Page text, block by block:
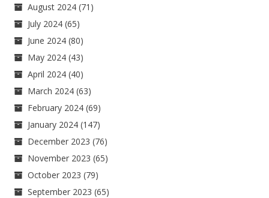
August 2024 (71)
July 2024 (65)
June 2024 (80)
May 2024 (43)
April 2024 (40)
March 2024 (63)
February 2024 (69)
January 2024 (147)
December 2023 (76)
November 2023 (65)
October 2023 (79)
September 2023 (65)